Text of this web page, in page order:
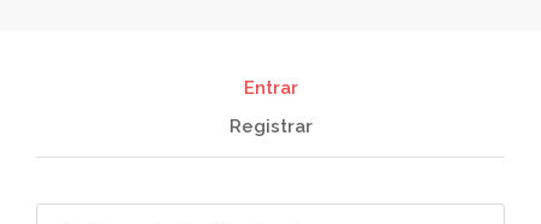
Entrar
Registrar